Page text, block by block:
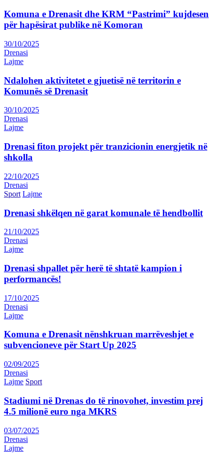
Komuna e Drenasit dhe KRM “Pastrimi” kujdesen
për hapësirat publike në Komoran
30/10/2025
Drenasi
Lajme
Ndalohen aktivitetet e gjuetisë në territorin e
Komunës së Drenasit
30/10/2025
Drenasi
Lajme
Drenasi fiton projekt për tranzicionin energjetik në
shkolla
22/10/2025
Drenasi
Sport Lajme
Drenasi shkëlqen në garat komunale të hendbollit
21/10/2025
Drenasi
Lajme
Drenasi shpallet për herë të shtatë kampion i
performancës!
17/10/2025
Drenasi
Lajme
Komuna e Drenasit nënshkruan marrëveshjet e
subvencioneve për Start Up 2025
02/09/2025
Drenasi
Lajme Sport
Stadiumi në Drenas do të rinovohet, investim prej
4.5 milionë euro nga MKRS
03/07/2025
Drenasi
Lajme